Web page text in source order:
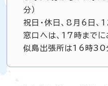
分）
祝日・休日、8月6日
窓口へは、17時までに
似島出張所は16時30